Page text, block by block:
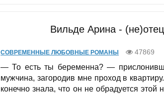
Вильде Арина -
СОВРЕМЕННЫЕ ЛЮБОВНЫЕ РОМАНЫ 47869
— То есть ты беременна? —
мужчина, загородив мне проход в
конечно знала, что он не обрадуется